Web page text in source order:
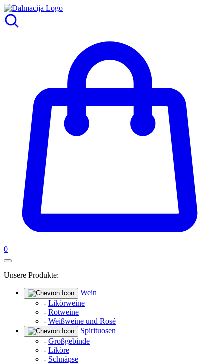
0
Unsere Produkte:
Wein
- Likörweine
- Rotweine
- Weißweine und Rosé
Spirituosen
- Großgebinde
- Liköre
- Schnäpse